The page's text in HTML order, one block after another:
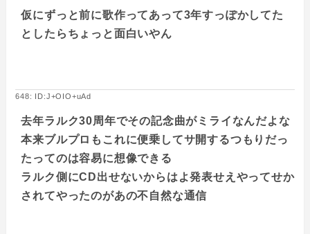
仮にずっと前に歌作ってあって3年すっぽかしてた
としたらちょっと面白いやん
648: ID:J+OIO+uAd
去年ラルク30周年でその記念曲がミライなんだよな
本来ブルプロもこれに便乗してサ開するつもりだっ
たってのは容易に想像できる
ラルク側にCD出せないからはよ発表せえやってせか
されてやったのがあの不自然な通信